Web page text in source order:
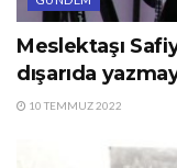
Meslektaşı
dışarıda
10 TEMMUZ 2022